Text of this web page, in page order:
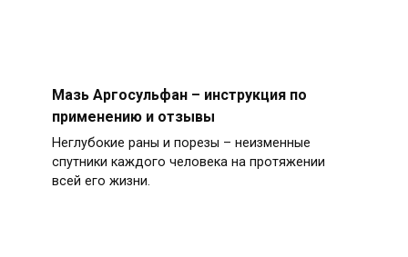
Мазь Аргосульфан – инструкция по
применению и отзывы
Неглубокие раны и порезы – неизменные
спутники каждого человека на протяжении
всей его жизни.